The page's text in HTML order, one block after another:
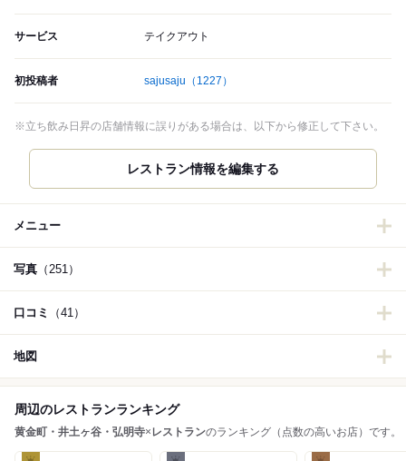
サービス テイクアウト
初投稿者 sajusaju （1227）
※立ち飲み日昇の店舗情報に誤りがある場合は、以下から修正して下さい。
メニュー
写真 （251）
口コミ （41）
地図
周辺のレストランランキング
黄金町・井土ヶ谷・弘明寺× レストランのランキング（点数の高いお店）です。